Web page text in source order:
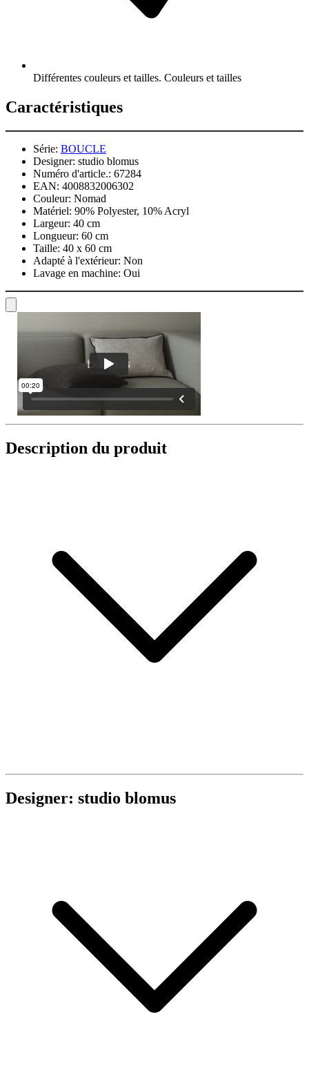
Différentes couleurs et tailles. Couleurs et tailles
Caractéristiques
Série: BOUCLE
Designer: studio blomus
Numéro d'article.: 67284
EAN: 4008832006302
Couleur: Nomad
Matériel: 90% Polyester, 10% Acryl
Largeur: 40 cm
Longueur: 60 cm
Taille: 40 x 60 cm
Adapté à l'extérieur: Non
Lavage en machine: Oui
Description du produit
Designer: studio blomus